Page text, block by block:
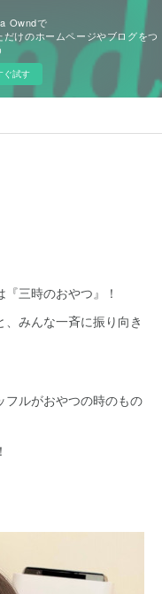
Owndで
だけのホームページやブログをつ
ぐ試す
三時のおやつ』！
みんな一斉に振り向き
フルがおやつの時のもの